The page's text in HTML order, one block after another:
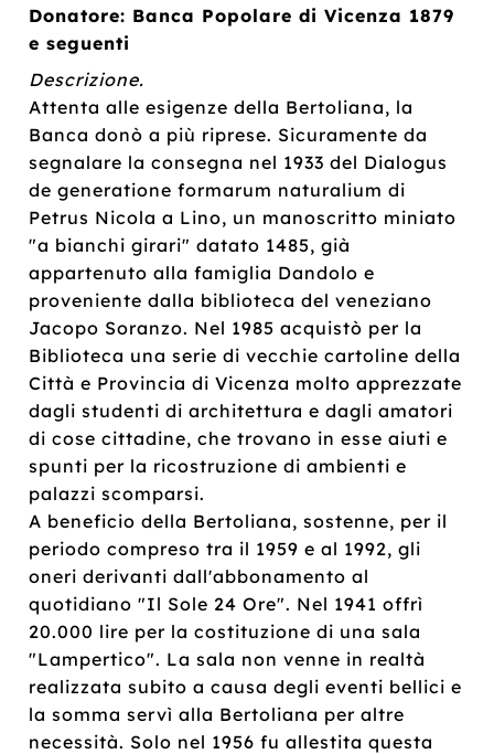
Donatore: Banca Popolare di Vicenza 1879
e seguenti
Descrizione.
Attenta alle esigenze della Bertoliana, la
Banca donò a più riprese. Sicuramente da
segnalare la consegna nel 1933 del Dialogus
de generatione formarum naturalium di
Petrus Nicola a Lino, un manoscritto miniato
"a bianchi girari" datato 1485, già
appartenuto alla famiglia Dandolo e
proveniente dalla biblioteca del veneziano
Jacopo Soranzo. Nel 1985 acquistò per la
Biblioteca una serie di vecchie cartoline della
Città e Provincia di Vicenza molto apprezzate
dagli studenti di architettura e dagli amatori
di cose cittadine, che trovano in esse aiuti e
spunti per la ricostruzione di ambienti e
palazzi scomparsi.
A beneficio della Bertoliana, sostenne, per il
periodo compreso tra il 1959 e al 1992, gli
oneri derivanti dall'abbonamento al
quotidiano "Il Sole 24 Ore". Nel 1941 offrì
20.000 lire per la costituzione di una sala
"Lampertico". La sala non venne in realtà
realizzata subito a causa degli eventi bellici e
la somma servì alla Bertoliana per altre
necessità. Solo nel 1956 fu allestita questa